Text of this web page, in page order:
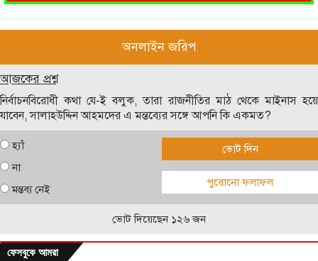
অনলাইন জরিপ
আজকের প্রশ্ন
নির্বাচনবিরোধী কথা যে-ই বলুক, তারা রাজনীতির মাঠ থেকে মাইনাস হয়ে
যাবেন, সালাহউদ্দিন আহমদের এ মন্তব্যের সঙ্গে আপনি কি একমত?
হ্যাঁ
না
মন্তব্য নেই
ভোট দিন
পুরোনো ফলাফল
ভোট দিয়েছেন ১২৬ জন
ফেসবুকে আমরা